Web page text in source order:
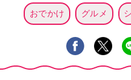
おでかけ グルメ